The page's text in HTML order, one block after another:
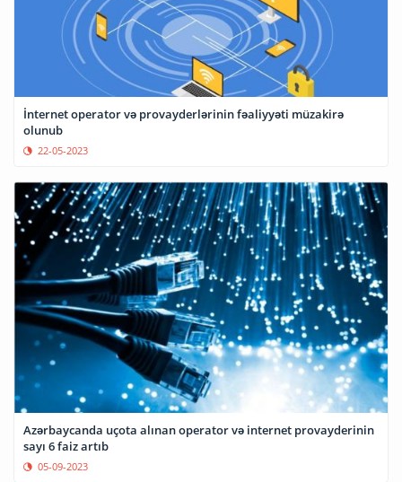
İnternet operator və provayderlərinin fəaliyyəti müzakirə
olunub
22-05-2023
Azərbaycanda uçota alınan operator və internet provayderinin
sayı 6 faiz artıb
05-09-2023